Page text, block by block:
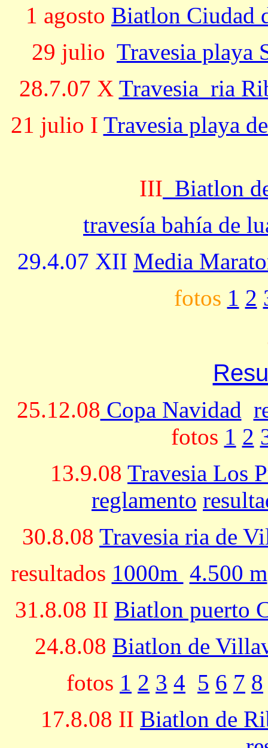
1 agosto Biatlon Ciudad
29 julio Travesia playa
28.7.07 X Travesia ria
21 julio I Travesia playa
III Biatlon
travesía bahía de
29.4.07 XII Media
fotos 1 2
25.12.08 Copa Navidad
fotos 1 2
13.9.08 Travesia Los
reglamento
30.8.08 Travesia ria de
resultados 1000m 4.500 m
31.8.08 II Biatlon puerto
24.8.08 Biatlon de
fotos 1 2 3 4 5 6 7 8
17.8.08 II Biatlon de